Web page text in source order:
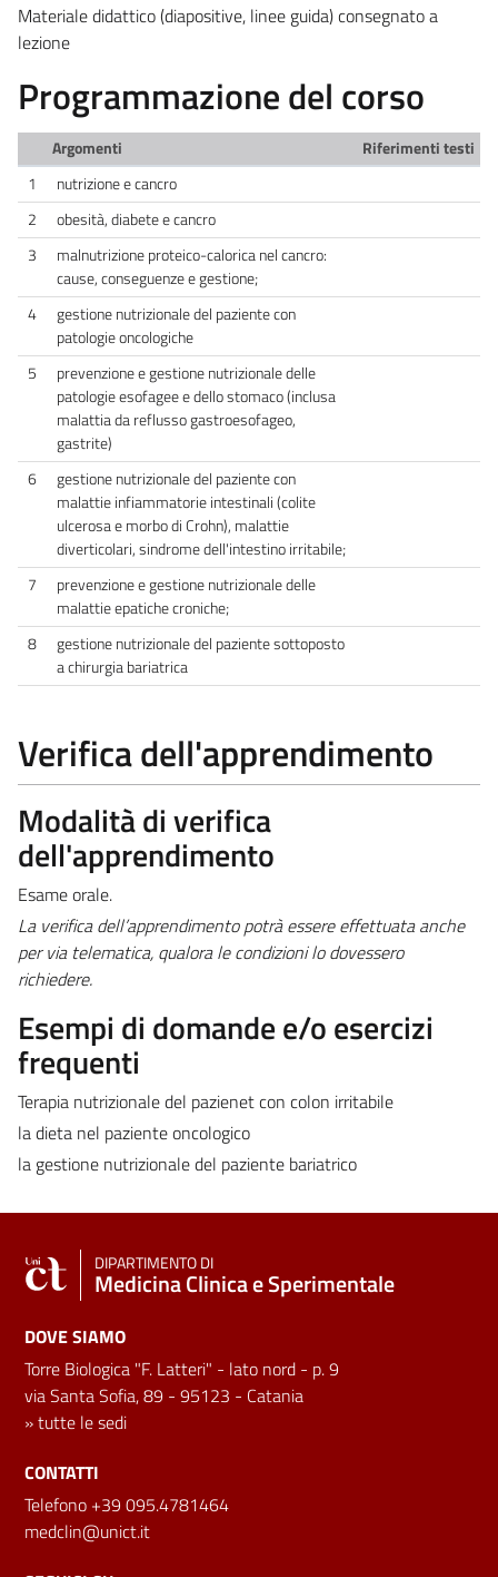
Materiale didattico (diapositive, linee guida) consegnato a
lezione
Programmazione del corso
Argomenti
Riferimenti testi
1
nutrizione e cancro
2
obesità, diabete e cancro
3
malnutrizione proteico-calorica nel cancro:
cause, conseguenze e gestione;
4
gestione nutrizionale del paziente con
patologie oncologiche
5
prevenzione e gestione nutrizionale delle
patologie esofagee e dello stomaco (inclusa
malattia da reflusso gastroesofageo,
gastrite)
6
gestione nutrizionale del paziente con
malattie infiammatorie intestinali (colite
ulcerosa e morbo di Crohn), malattie
diverticolari, sindrome dell'intestino irritabile;
7
prevenzione e gestione nutrizionale delle
malattie epatiche croniche;
8
gestione nutrizionale del paziente sottoposto
a chirurgia bariatrica
Verifica dell'apprendimento
Modalità di verifica
dell'apprendimento
Esame orale.
La verifica dell’apprendimento potrà essere effettuata anche
per via telematica, qualora le condizioni lo dovessero
richiedere.
Esempi di domande e/o esercizi
frequenti
Terapia nutrizionale del pazienet con colon irritabile
la dieta nel paziente oncologico
la gestione nutrizionale del paziente bariatrico
DIPARTIMENTO DI
Medicina Clinica e Sperimentale
DOVE SIAMO
Torre Biologica "F. Latteri" - lato nord - p. 9
via Santa Sofia, 89 - 95123 - Catania
»tutte le sedi
CONTATTI
Telefono +39 095.4781464
medclin@unict.it